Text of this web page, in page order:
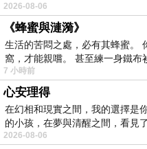
回到木屋，大口大口
來的涼爽春風，慵懶
愛在我們
2026-08-06
《蜂蜜與漣漪》
生活的苦悶之處，必有其蜂蜜。
窩，才能親嚐。 甚至練一身鐵布
7 小時前
心安理得
在幻相和現實之間，我的選擇是
的小孩，在夢與清醒之間，看見
2026-08-06